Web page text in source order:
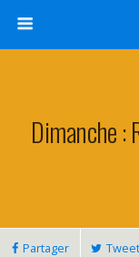
Dimanche :
Partager